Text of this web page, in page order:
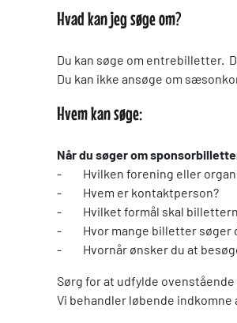
Hvad kan jeg søge om?
Du kan søge om entrebilletter.
Du kan ikke ansøge om
Hvem kan søge:
Når du søger om
- Hvilken forening eller
- Hvem er kontaktperson?
- Hvilket formål skal
- Hvor mange billetter søger
- Hvornår ønsker du at besøge
Sørg for at udfylde
Vi behandler løbende